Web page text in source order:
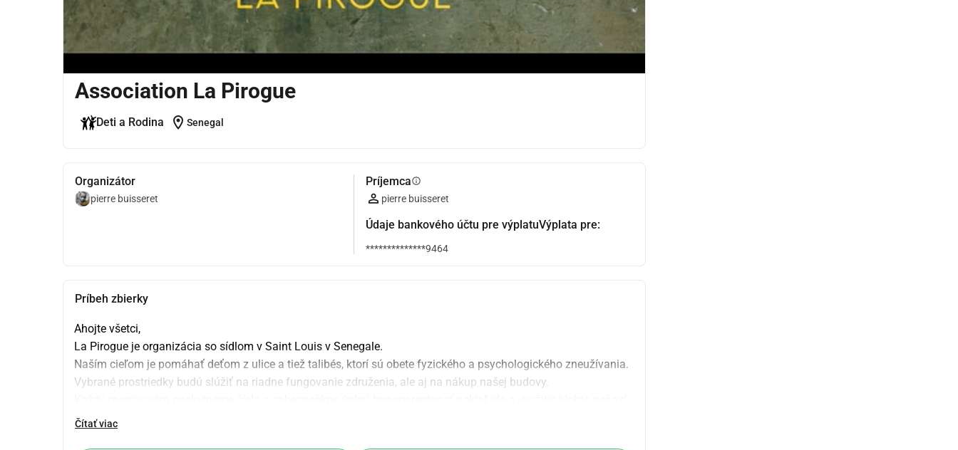
Association La Pirogue
Deti a Rodina location_on Senegal
Organizátor
pierre buisseret
Príjemcainfo
pierre buisseret
Údaje bankového účtu pre výplatuVýplata pre:
**************9464
Príbeh zbierky
Ahojte všetci,
La Pirogue je organizácia so sídlom v Saint Louis v Senegale.
Naším cieľom je pomáhať deťom z ulice a tiež talibés, ktorí sú obete fyzického a psychologického zneužívania.
Vybrané prostriedky budú slúžiť na riadne fungovanie združenia, ale aj na nákup našej budovy.
Spoločne to dokážeme.
Čítať viac